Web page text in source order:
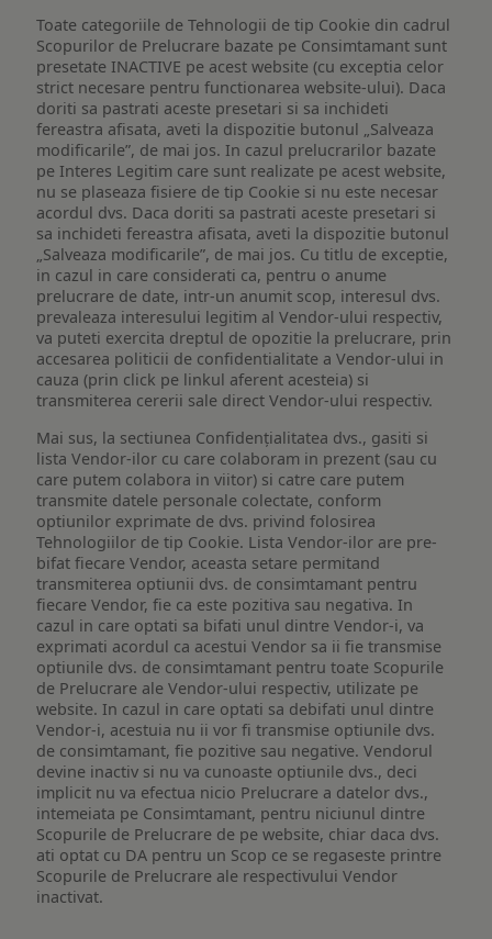
Toate categoriile de Tehnologii de tip Cookie din cadrul
Scopurilor de Prelucrare bazate pe Consimtamant sunt
presetate INACTIVE pe acest website (cu exceptia celor
strict necesare pentru functionarea website-ului). Daca
doriti sa pastrati aceste presetari si sa inchideti
fereastra afisata, aveti la dispozitie butonul „Salveaza
modificarile”, de mai jos. In cazul prelucrarilor bazate
pe Interes Legitim care sunt realizate pe acest website,
nu se plaseaza fisiere de tip Cookie si nu este necesar
acordul dvs. Daca doriti sa pastrati aceste presetari si
sa inchideti fereastra afisata, aveti la dispozitie butonul
„Salveaza modificarile”, de mai jos. Cu titlu de exceptie,
in cazul in care considerati ca, pentru o anume
prelucrare de date, intr-un anumit scop, interesul dvs.
prevaleaza interesului legitim al Vendor-ului respectiv,
va puteti exercita dreptul de opozitie la prelucrare, prin
accesarea politicii de confidentialitate a Vendor-ului in
cauza (prin click pe linkul aferent acesteia) si
transmiterea cererii sale direct Vendor-ului respectiv.
Mai sus, la sectiunea Confidențialitatea dvs., gasiti si
lista Vendor-ilor cu care colaboram in prezent (sau cu
care putem colabora in viitor) si catre care putem
transmite datele personale colectate, conform
optiunilor exprimate de dvs. privind folosirea
Tehnologiilor de tip Cookie. Lista Vendor-ilor are pre-
bifat fiecare Vendor, aceasta setare permitand
transmiterea optiunii dvs. de consimtamant pentru
fiecare Vendor, fie ca este pozitiva sau negativa. In
cazul in care optati sa bifati unul dintre Vendor-i, va
exprimati acordul ca acestui Vendor sa ii fie transmise
optiunile dvs. de consimtamant pentru toate Scopurile
de Prelucrare ale Vendor-ului respectiv, utilizate pe
website. In cazul in care optati sa debifati unul dintre
Vendor-i, acestuia nu ii vor fi transmise optiunile dvs.
de consimtamant, fie pozitive sau negative. Vendorul
devine inactiv si nu va cunoaste optiunile dvs., deci
implicit nu va efectua nicio Prelucrare a datelor dvs.,
intemeiata pe Consimtamant, pentru niciunul dintre
Scopurile de Prelucrare de pe website, chiar daca dvs.
ati optat cu DA pentru un Scop ce se regaseste printre
Scopurile de Prelucrare ale respectivului Vendor
inactivat.